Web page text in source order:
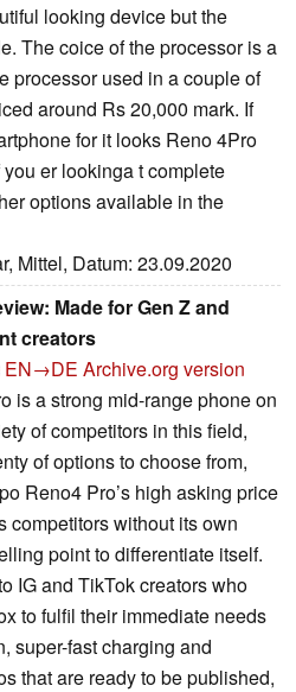
looking device but the
The coice of the processor is a
processor used in a couple of
around Rs 20,000 mark. If
for it looks Reno 4Pro
er lookinga t complete
options available in the
Mittel, Datum: 23.09.2020
Made for Gen Z and
creators
EN→DE Archive.org version
is a strong mid-range phone on
of competitors in this field,
of options to choose from,
Reno4 Pro’s high asking price
competitors without its own
point to differentiate itself.
IG and TikTok creators who
to fulfil their immediate needs
super-fast charging and
that are ready to be published,